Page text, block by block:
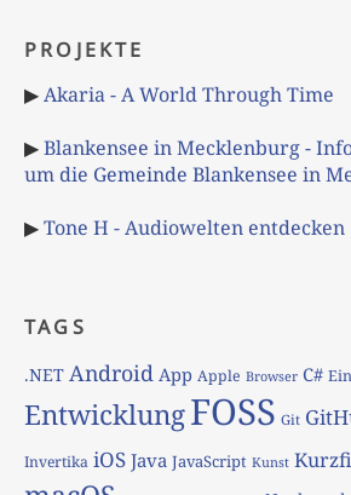
PROJEKTE
▶Akaria - A World Through Time
▶Blankensee in Mecklenburg -
um die Gemeinde Blankensee in
▶Tone H - Audiowelten entdecken
TAGS
.NET Android App Apple Browser C#
EntwicklungFOSS Git
Invertika iOS Java JavaScript Kunst